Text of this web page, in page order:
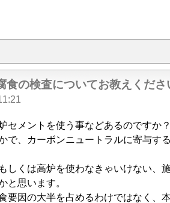
食の検査についてお教えくださ
セメントを使う事などあるのですか？
で、カーボンニュートラルに寄与す
しくは高炉を使わなきゃいけない、
と思います。
因の大半を占めるわけではなく、